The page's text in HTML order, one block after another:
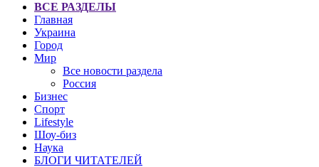
ВСЕ РАЗДЕЛЫ
Главная
Украина
Город
Мир
Все новости раздела
Россия
Бизнес
Спорт
Lifestyle
Шоу-биз
Наука
БЛОГИ ЧИТАТЕЛЕЙ